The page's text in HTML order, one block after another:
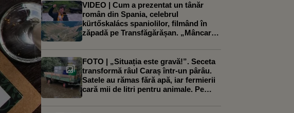
VIDEO | Cum a prezentat un tânăr
român din Spania, celebrul
kürtőskalács spaniolilor, filmând în
zăpadă pe Transfăgărășan. „Mâncarea
FOTO | „Situația este gravă!”. Seceta
transformă râul Caraș într-un pârâu.
Satele au rămas fără apă, iar fermierii
cară mii de litri pentru animale. Pe